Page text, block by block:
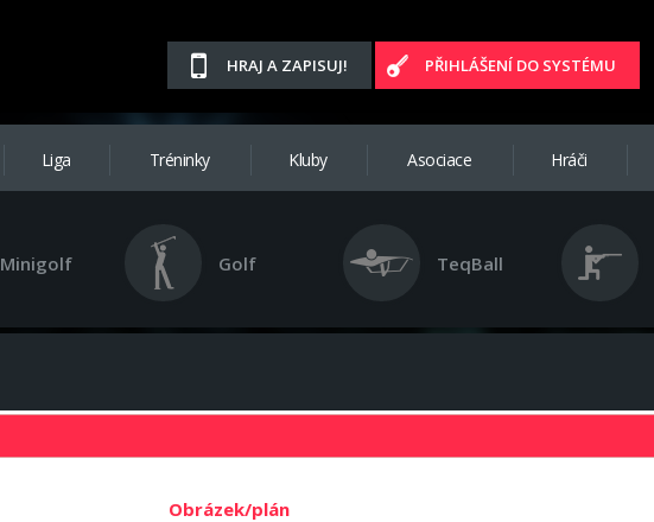
HRAJ A ZAPISUJ! PŘIHLÁŠENÍ DO SYSTÉMU
Liga Tréninky Kluby Asociace Hráči
Minigolf Golf TeqBall
Obrázek/plán